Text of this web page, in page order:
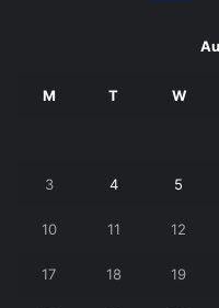
M T W
3 4 5
10 11 12
17 18 19